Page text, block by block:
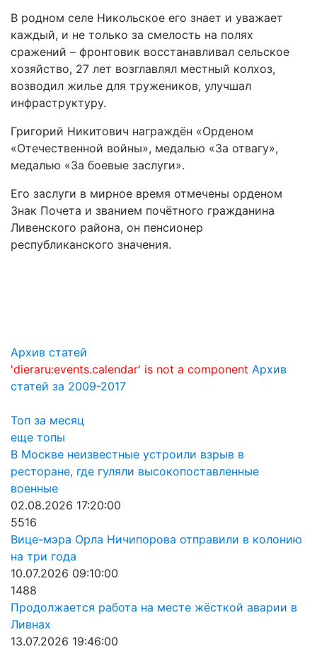
В родном селе Никольское его знает и уважает
каждый, и не только за смелость на полях
сражений – фронтовик восстанавливал сельское
хозяйство, 27 лет возглавлял местный колхоз,
возводил жилье для тружеников, улучшал
инфраструктуру.
Григорий Никитович награждён «Орденом
«Отечественной войны», медалью «За отвагу»,
медалью «За боевые заслуги».
Его заслуги в мирное время отмечены орденом
Знак Почета и званием почётного гражданина
Ливенского района, он пенсионер
республиканского значения.
Архив статей
'dieraru:events.calendar' is not a component Архив
статей за 2009-2017
Топ за месяц
еще топы
В Москве неизвестные устроили взрыв в
ресторане, где гуляли высокопоставленные
военные
02.08.2026 17:20:00
5516
Вице-мэра Орла Ничипорова отправили в колонию
на три года
10.07.2026 09:10:00
1488
Продолжается работа на месте жёсткой аварии в
Ливнах
13.07.2026 19:46:00